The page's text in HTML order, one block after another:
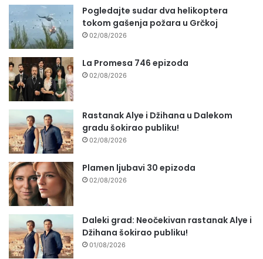
Pogledajte sudar dva helikoptera
tokom gašenja požara u Grčkoj
02/08/2026
La Promesa 746 epizoda
02/08/2026
Rastanak Alye i Džihana u Dalekom
gradu šokirao publiku!
02/08/2026
Plamen ljubavi 30 epizoda
02/08/2026
Daleki grad: Neočekivan rastanak Alye i
Džihana šokirao publiku!
01/08/2026